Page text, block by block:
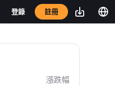
登錄 註冊
漲跌幅